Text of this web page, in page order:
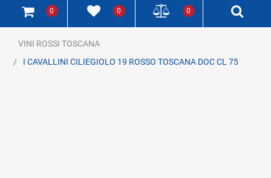
0 0 0
VINI ROSSI TOSCANA
I CAVALLINI CILIEGIOLO 19 ROSSO TOSCANA DOC CL 75